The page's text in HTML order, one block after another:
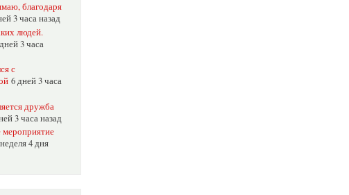
благодаря
3 часа назад
людей.
3 часа
с
6 дней 3 часа
дружба
3 часа назад
4 дня